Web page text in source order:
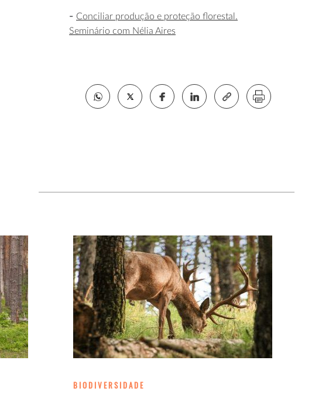
Conciliar produção e proteção florestal.
Seminário com Nélia Aires
BIODIVERSIDADE